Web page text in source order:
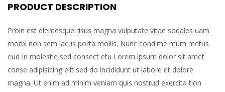
PRODUCT DESCRIPTION
Proin est elentesque risus magna vulputate vitae sodales uam
morbi non sem lacus porta mollis. Nunc condime ntum metus
eud In molestie sed consect etu Lorem ipsum dolor sit amet
conse adipisicing elit sed do incididunt ut labore et dolore
magna. Ut enim ad minim veniam quis nostrud exercita tion